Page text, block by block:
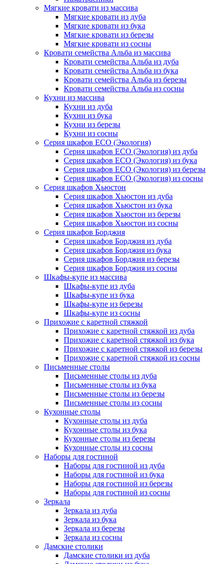
Мягкие кровати из массива
Мягкие кровати из дуба
Мягкие кровати из бука
Мягкие кровати из березы
Мягкие кровати из сосны
Кровати семейства Альба из массива
Кровати семейства Альба из дуба
Кровати семейства Альба из бука
Кровати семейства Альба из березы
Кровати семейства Альба из сосны
Кухни из массива
Кухни из дуба
Кухни из бука
Кухни из березы
Кухни из сосны
Серия шкафов ECO (Экология)
Серия шкафов ECO (Экология) из дуба
Серия шкафов ECO (Экология) из бука
Серия шкафов ECO (Экология) из березы
Серия шкафов ECO (Экология) из сосны
Серия шкафов Хьюстон
Серия шкафов Хьюстон из дуба
Серия шкафов Хьюстон из бука
Серия шкафов Хьюстон из березы
Серия шкафов Хьюстон из сосны
Серия шкафов Борджия
Серия шкафов Борджия из дуба
Серия шкафов Борджия из бука
Серия шкафов Борджия из березы
Серия шкафов Борджия из сосны
Шкафы-купе из массива
Шкафы-купе из дуба
Шкафы-купе из бука
Шкафы-купе из березы
Шкафы-купе из сосны
Прихожие с каретной стяжкой
Прихожие с каретной стяжкой из дуба
Прихожие с каретной стяжкой из бука
Прихожие с каретной стяжкой из березы
Прихожие с каретной стяжкой из сосны
Письменные столы
Письменные столы из дуба
Письменные столы из бука
Письменные столы из березы
Письменные столы из сосны
Кухонные столы
Кухонные столы из дуба
Кухонные столы из бука
Кухонные столы из березы
Кухонные столы из сосны
Наборы для гостиной
Наборы для гостиной из дуба
Наборы для гостиной из бука
Наборы для гостиной из березы
Наборы для гостиной из сосны
Зеркала
Зеркала из дуба
Зеркала из бука
Зеркала из березы
Зеркала из сосны
Дамские столики
Дамские столики из дуба